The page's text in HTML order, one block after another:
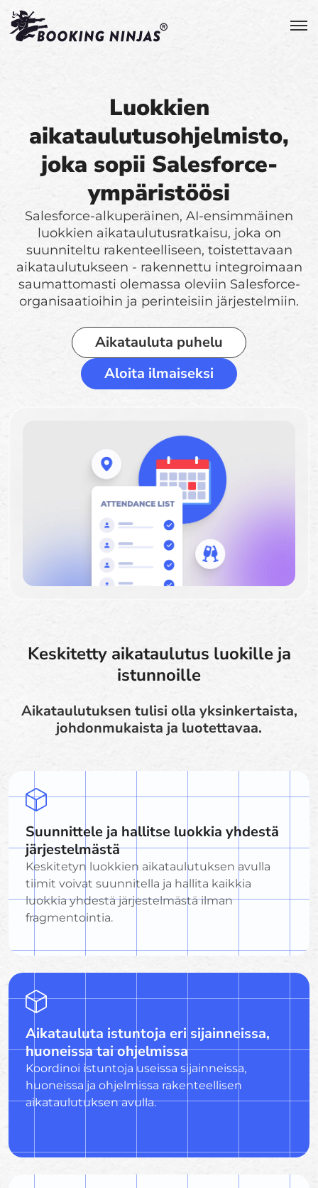
Luokkien
aikataulutusohjelmisto,
joka sopii Salesforce-
ympäristöösi
Salesforce-alkuperäinen, AI-ensimmäinen
luokkien aikataulutusratkaisu, joka on
suunniteltu rakenteelliseen, toistettavaan
aikataulutukseen - rakennettu integroimaan
saumattomasti olemassa oleviin Salesforce-
organisaatioihin ja perinteisiin järjestelmiin.
Aikatauluta puhelu
Aloita ilmaiseksi
Keskitetty aikataulutus luokille ja
istunnoille
Aikataulutuksen tulisi olla yksinkertaista,
johdonmukaista ja luotettavaa.
Suunnittele ja hallitse luokkia yhdestä
järjestelmästä
Keskitetyn luokkien aikataulutuksen avulla
tiimit voivat suunnitella ja hallita kaikkia
luokkia yhdestä järjestelmästä ilman
fragmentointia.
Aikatauluta istuntoja eri sijainneissa,
huoneissa tai ohjelmissa
Koordinoi istuntoja useissa sijainneissa,
huoneissa ja ohjelmissa rakenteellisen
aikataulutuksen avulla.